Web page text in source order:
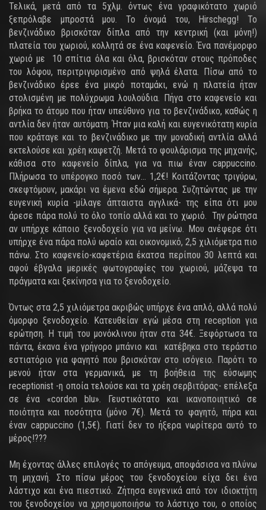
Τελικά, μετά από τα 5χλμ. όντως ένα γραφικότατο χωριό
ξεπρόλαβε μπροστά μου. Το όνομά του, Hirschegg! Το
βενζινάδικο βρισκόταν δίπλα από την κεντρική (και μόνη!)
πλατεία του χωριού, κολλητά σε ένα καφενείο. Ένα πανέμορφο
χωριό με 10 σπίτια όλα και όλα, βρισκόταν στους πρόποδες
του λόφου, περιτριγυρισμένο από ψηλά έλατα. Πίσω από το
βενζινάδικο έρεε ένα μικρό ποταμάκι, ενώ η πλατεία ήταν
στολισμένη με πολύχρωμα λουλούδια. Πήγα στο καφενείο και
βρήκα το άτομο που ήταν υπεύθυνο για το βενζινάδικο, καθώς η
αντλία δεν ήταν αυτόματη. Ήταν μια καλή και ευγενικότατη κυρία
που κράταγε και το βενζινάδικο με την μοναδική αντλία αλλά
εκτελούσε και χρέη καφετζή. Μετά το φουλάρισμα της μηχανής,
κάθισα στο καφενείο δίπλα, για να πιω έναν cappuccino.
Πλήρωσα το υπέρογκο ποσό των... 1,2€! Κοιτάζοντας τριγύρω,
σκεφτόμουν, μακάρι να έμενα εδώ σήμερα. Συζητώντας με την
ευγενική κυρία -μίλαγε άπταιστα αγγλικά- της είπα ότι μου
άρεσε πάρα πολύ το όλο τοπίο αλλά και το χωριό. Την ρώτησα
αν υπήρχε κάποιο ξενοδοχείο για να μείνω. Μου ανέφερε ότι
υπήρχε ένα πάρα πολύ ωραίο και οικονομικό, 2,5 χιλιόμετρα πιο
πάνω. Στο καφενείο-καφετέρια έκατσα περίπου 30 λεπτά και
αφού έβγαλα μερικές φωτογραφίες του χωριού, μάζεψα τα
πράγματα και ξεκίνησα για το ξενοδοχείο.
Όντως στα 2,5 χιλιόμετρα ακριβώς υπήρχε ένα απλό, αλλά πολύ
όμορφο ξενοδοχείο. Κατευθείαν εγώ μέσα στη reception για
ερώτηση. Η τιμή του μονόκλινου ήταν στα 34€. Ξεφόρτωσα τα
πάντα, έκανα ένα γρήγορο μπάνιο και κατέβηκα στο τεράστιο
εστιατόριο για φαγητό που βρισκόταν στο ισόγειο. Παρότι το
μενού ήταν στα γερμανικά, με τη βοήθεια της εύσωμης
receptionist -η οποία τελούσε και τα χρέη σερβιτόρας- επέλεξα
σε ένα «cordon blu». Γευστικότατο και ικανοποιητικό σε
ποιότητα και ποσότητα (μόνο 7€). Μετά το φαγητό, πήρα και
έναν cappuccino (1,5€). Γιατί δεν το ήξερα νωρίτερα αυτό το
μέρος!???
Μη έχοντας άλλες επιλογές το απόγευμα, αποφάσισα να πλύνω
τη μηχανή. Στο πίσω μέρος του ξενοδοχείου είχα δει ένα
λάστιχο και ένα πιεστικό. Ζήτησα ευγενικά από τον ιδιοκτήτη
του ξενοδοχείου να χρησιμοποιήσω το λάστιχο του, ο οποίος